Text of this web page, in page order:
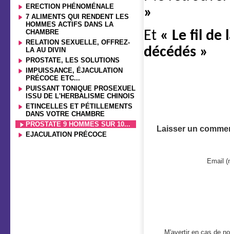
ERECTION PHÉNOMÉNALE
7 ALIMENTS QUI RENDENT LES
HOMMES ACTIFS DANS LA
CHAMBRE
RELATION SEXUELLE, OFFREZ-
LA AU DIVIN
PROSTATE, LES SOLUTIONS
IMPUISSANCE, ÉJACULATION
PRÉCOCE ETC...
PUISSANT TONIQUE PROSEXUEL
ISSU DE L'HERBALISME CHINOIS
ETINCELLES ET PÉTILLEMENTS
DANS VOTRE CHAMBRE
PROSTATE 9 HOMMES SUR 10...
EJACULATION PRÉCOCE
»
Et « Le fil de
décédés »
Laisser un
Email
M'avertir en cas de